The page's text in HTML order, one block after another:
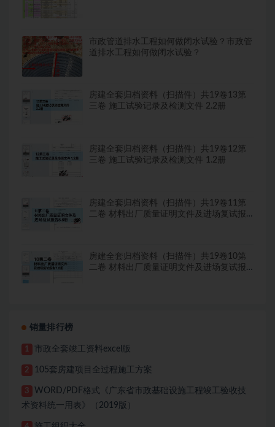
市政管道排水工程如何做闭水试验？市政管
道排水工程如何做闭水试验？
房建全套归档资料（扫描件）共19卷13第
三卷 施工试验记录及检测文件 2.2册
房建全套归档资料（扫描件）共19卷12第
三卷 施工试验记录及检测文件 1.2册
房建全套归档资料（扫描件）共19卷11第
二卷 材料出厂质量证明文件及进场复试报
房建全套归档资料（扫描件）共19卷10第
二卷 材料出厂质量证明文件及进场复试报
销量排行榜
1 市政全套竣工资料excel版
2 105套房建项目全过程施工方案
3
WORD/PDF格式《广东省市政基础设施工程竣工验收技
术资料统一用表》（2019版）